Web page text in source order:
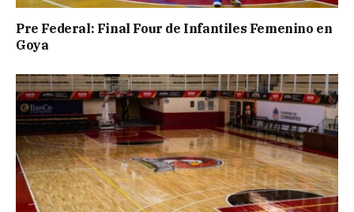
Pre Federal: Final Four de Infantiles Femenino en
Goya